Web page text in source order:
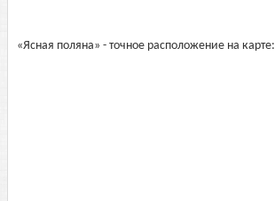
«Ясная поляна» - точное расположение на карте: